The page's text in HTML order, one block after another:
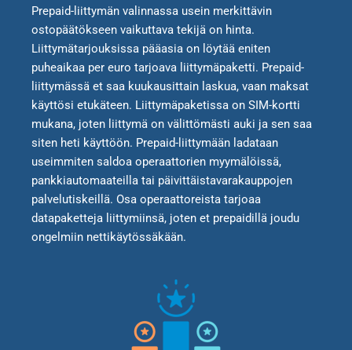
Prepaid-liittymän valinnassa usein merkittävin
ostopäätökseen vaikuttava tekijä on hinta.
Liittymätarjouksissa pääasia on löytää eniten
puheaikaa per euro tarjoava liittymäpaketti. Prepaid-
liittymässä et saa kuukausittain laskua, vaan maksat
käyttösi etukäteen. Liittymäpaketissa on SIM-kortti
mukana, joten liittymä on välittömästi auki ja sen saa
siten heti käyttöön. Prepaid-liittymään ladataan
useimmiten saldoa operaattorien myymälöissä,
pankkiautomaateilla tai päivittäistavarakauppojen
palvelutiskeillä. Osa operaattoreista tarjoaa
datapaketteja liittymiinsä, joten et prepaidillä joudu
ongelmiin nettikäytössäkään.